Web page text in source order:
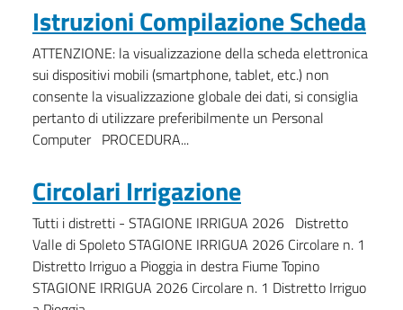
Istruzioni Compilazione Scheda
ATTENZIONE: la visualizzazione della scheda elettronica
sui dispositivi mobili (smartphone, tablet, etc.) non
consente la visualizzazione globale dei dati, si consiglia
pertanto di utilizzare preferibilmente un Personal
Computer PROCEDURA...
Circolari Irrigazione
Tutti i distretti - STAGIONE IRRIGUA 2026 Distretto
Valle di Spoleto STAGIONE IRRIGUA 2026 Circolare n. 1
Distretto Irriguo a Pioggia in destra Fiume Topino
STAGIONE IRRIGUA 2026 Circolare n. 1 Distretto Irriguo